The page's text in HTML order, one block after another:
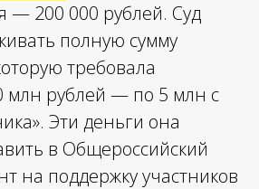
— 200 000 рублей. Суд
полную сумму
требовала
рублей — по 5 млн с
Эти деньги она
в Общероссийский
на поддержку участников